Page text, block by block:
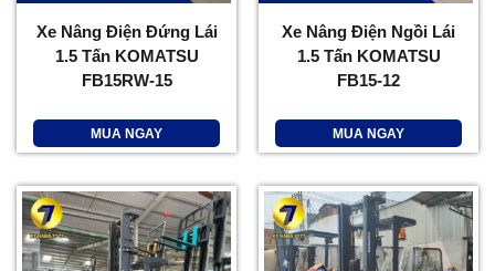
Xe Nâng Điện Đứng Lái
1.5 Tấn KOMATSU
FB15RW-15
MUA NGAY
Xe Nâng Điện Ngồi Lái
1.5 Tấn KOMATSU
FB15-12
MUA NGAY